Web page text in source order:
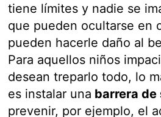
tiene límites y nadie se
que pueden ocultarse en
pueden hacerle daño al
Para aquellos niños
desean treparlo todo, lo
es instalar una barrera de
prevenir, por ejemplo, el